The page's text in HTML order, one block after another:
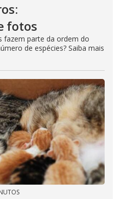
fotos
fazem parte da ordem do
de espécies? Saiba mais